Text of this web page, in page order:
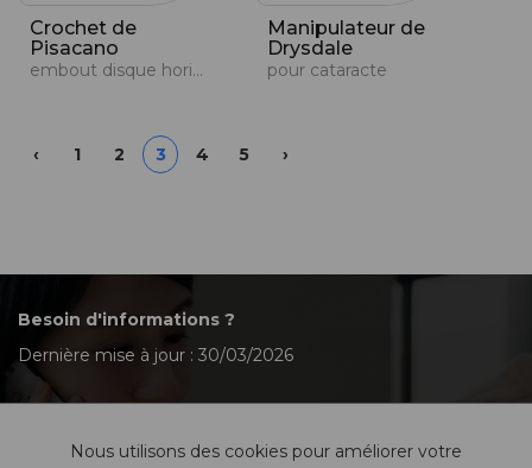
Crochet de
Pisacano
embout disque horizontal
Manipulateur de
Drysdale
pour cataracte
‹Précédent
1 2 3 4 5 Suivant
›
Besoin d'informations ?
Dernière mise à jour : 30/03/2026
Contactez-nous
Nous utilisons des cookies pour améliorer votre